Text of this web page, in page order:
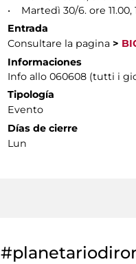
• Martedì 30/6. ore 11.00,
Entrada
Consultare la pagina >
Informaciones
Info allo 060608 (tutti i
Tipología
Evento
Días de cierre
Lun